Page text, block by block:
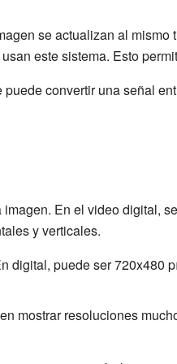
se actualizan al
este sistema. Esto
convertir una señal
En el video digital,
y verticales.
digital, puede ser 720x480
mostrar resoluciones